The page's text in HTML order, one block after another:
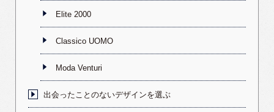
Elite 2000
Classico UOMO
Moda Venturi
出会ったことのないデザインを選ぶ